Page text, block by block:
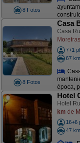
8 Fotos
8 Fotos
Casa
Casa
7+1
67
época,
Hotel
Hotel
km de
16+6
47